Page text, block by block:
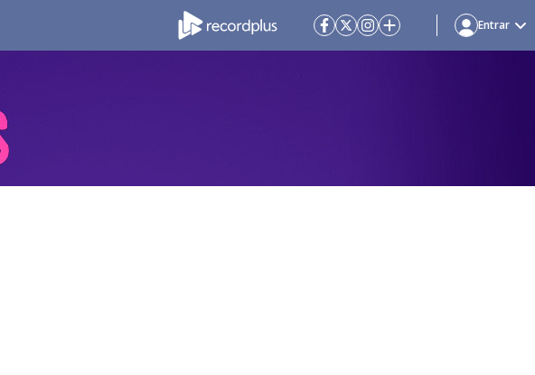
Entrar